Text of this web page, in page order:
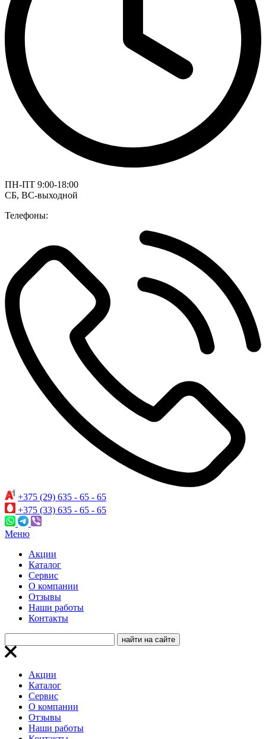
ПН-ПТ 9:00-18:00
СБ, ВС-выходной
Телефоны:
+375 (29) 635 - 65 - 65
+375 (33) 635 - 65 - 65
Меню
Акции
Каталог
Сервис
О компании
Отзывы
Наши работы
Контакты
Акции
Каталог
Сервис
О компании
Отзывы
Наши работы